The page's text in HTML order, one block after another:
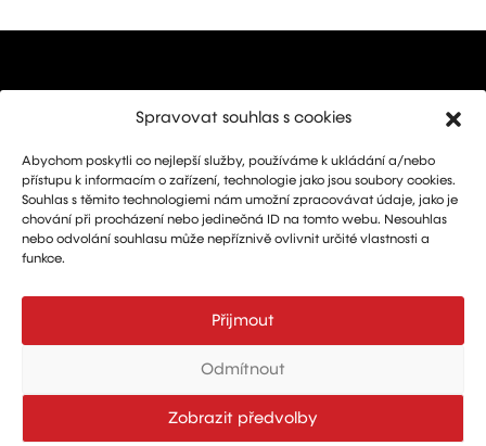
Spravovat souhlas s cookies
Abychom poskytli co nejlepší služby, používáme k ukládání a/nebo
přístupu k informacím o zařízení, technologie jako jsou soubory cookies.
Souhlas s těmito technologiemi nám umožní zpracovávat údaje, jako je
chování při procházení nebo jedinečná ID na tomto webu. Nesouhlas
nebo odvolání souhlasu může nepříznivě ovlivnit určité vlastnosti a
funkce.
Přijmout
Odmítnout
Zobrazit předvolby
Marketing: Michal Drásal
Technology and advertising: Vít Jirka
E: aerohangar@aerohangar.cz
aerohangar